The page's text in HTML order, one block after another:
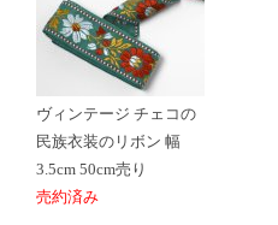
ヴィンテージ チェコの
民族衣装のリボン 幅
3.5cm 50cm売り
売約済み